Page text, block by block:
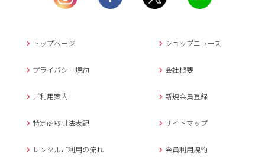
営業時間外にいただ
返信させていただきま
年末年始、大型連休
メールでのお問い合わせ
トップページ ショップニュース
プライバシー規約 会社概要
ご利用案内 新規会員登録
特定商取引法表記 サイトマップ
レンタルご利用の流れ 会員利用規約